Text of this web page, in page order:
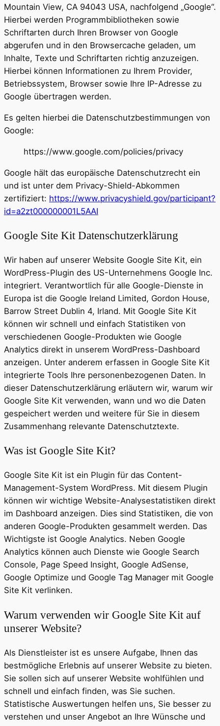
Mountain View, CA 94043 USA, nachfolgend „Google“.
Hierbei werden Programmbibliotheken sowie
Schriftarten durch Ihren Browser von Google
abgerufen und in den Browsercache geladen, um
Inhalte, Texte und Schriftarten richtig anzuzeigen.
Hierbei können Informationen zu Ihrem Provider,
Betriebssystem, Browser sowie Ihre IP-Adresse zu
Google übertragen werden.
Es gelten hierbei die Datenschutzbestimmungen von
Google:
https://www.google.com/policies/privacy
Google hält das europäische Datenschutzrecht ein
und ist unter dem Privacy-Shield-Abkommen
zertifiziert: https://www.privacyshield.gov/participant?
id=a2zt000000001L5AAI
Google Site Kit Datenschutzerklärung
Wir haben auf unserer Website Google Site Kit, ein
WordPress-Plugin des US-Unternehmens Google Inc.
integriert. Verantwortlich für alle Google-Dienste in
Europa ist die Google Ireland Limited, Gordon House,
Barrow Street Dublin 4, Irland. Mit Google Site Kit
können wir schnell und einfach Statistiken von
verschiedenen Google-Produkten wie Google
Analytics direkt in unserem WordPress-Dashboard
anzeigen. Unter anderem erfassen in Google Site Kit
integrierte Tools Ihre personenbezogenen Daten. In
dieser Datenschutzerklärung erläutern wir, warum wir
Google Site Kit verwenden, wann und wo die Daten
gespeichert werden und weitere für Sie in diesem
Zusammenhang relevante Datenschutztexte.
Was ist Google Site Kit?
Google Site Kit ist ein Plugin für das Content-
Management-System WordPress. Mit diesem Plugin
können wir wichtige Website-Analysestatistiken direkt
im Dashboard anzeigen. Dies sind Statistiken, die von
anderen Google-Produkten gesammelt werden. Das
Wichtigste ist Google Analytics. Neben Google
Analytics können auch Dienste wie Google Search
Console, Page Speed ​​Insight, Google AdSense,
Google Optimize und Google Tag Manager mit Google
Site Kit verlinken.
Warum verwenden wir Google Site Kit auf
unserer Website?
Als Dienstleister ist es unsere Aufgabe, Ihnen das
bestmögliche Erlebnis auf unserer Website zu bieten.
Sie sollen sich auf unserer Website wohlfühlen und
schnell und einfach finden, was Sie suchen.
Statistische Auswertungen helfen uns, Sie besser zu
verstehen und unser Angebot an Ihre Wünsche und